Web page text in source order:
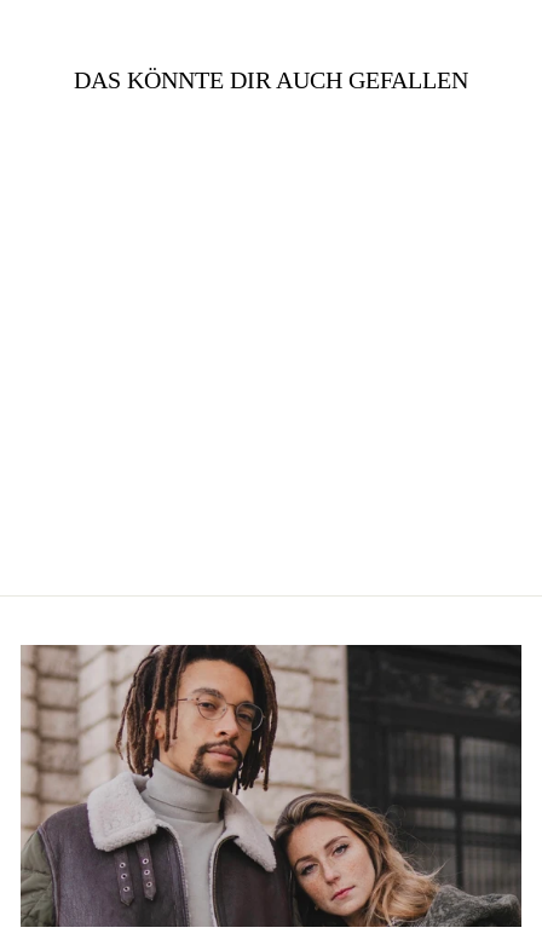
DAS KÖNNTE DIR AUCH GEFALLEN